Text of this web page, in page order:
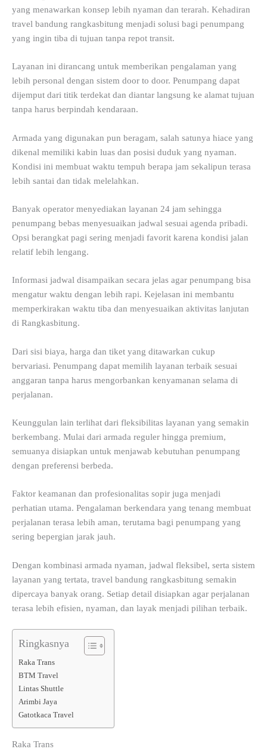
yang menawarkan konsep lebih nyaman dan terarah. Kehadiran
travel bandung rangkasbitung menjadi solusi bagi penumpang
yang ingin tiba di tujuan tanpa repot transit.
Layanan ini dirancang untuk memberikan pengalaman yang
lebih personal dengan sistem door to door. Penumpang dapat
dijemput dari titik terdekat dan diantar langsung ke alamat tujuan
tanpa harus berpindah kendaraan.
Armada yang digunakan pun beragam, salah satunya hiace yang
dikenal memiliki kabin luas dan posisi duduk yang nyaman.
Kondisi ini membuat waktu tempuh berapa jam sekalipun terasa
lebih santai dan tidak melelahkan.
Banyak operator menyediakan layanan 24 jam sehingga
penumpang bebas menyesuaikan jadwal sesuai agenda pribadi.
Opsi berangkat pagi sering menjadi favorit karena kondisi jalan
relatif lebih lengang.
Informasi jadwal disampaikan secara jelas agar penumpang bisa
mengatur waktu dengan lebih rapi. Kejelasan ini membantu
memperkirakan waktu tiba dan menyesuaikan aktivitas lanjutan
di Rangkasbitung.
Dari sisi biaya, harga dan tiket yang ditawarkan cukup
bervariasi. Penumpang dapat memilih layanan terbaik sesuai
anggaran tanpa harus mengorbankan kenyamanan selama di
perjalanan.
Keunggulan lain terlihat dari fleksibilitas layanan yang semakin
berkembang. Mulai dari armada reguler hingga premium,
semuanya disiapkan untuk menjawab kebutuhan penumpang
dengan preferensi berbeda.
Faktor keamanan dan profesionalitas sopir juga menjadi
perhatian utama. Pengalaman berkendara yang tenang membuat
perjalanan terasa lebih aman, terutama bagi penumpang yang
sering bepergian jarak jauh.
Dengan kombinasi armada nyaman, jadwal fleksibel, serta sistem
layanan yang tertata, travel bandung rangkasbitung semakin
dipercaya banyak orang. Setiap detail disiapkan agar perjalanan
terasa lebih efisien, nyaman, dan layak menjadi pilihan terbaik.
Ringkasnya
Raka Trans
BTM Travel
Lintas Shuttle
Arimbi Jaya
Gatotkaca Travel
Raka Trans